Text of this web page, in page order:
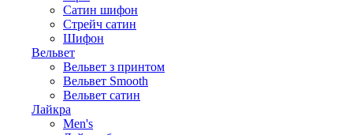
Сатин шифон
Стрейч сатин
Шифон
Вельвет
Вельвет з принтом
Вельвет Smooth
Вельвет сатин
Лайкра
Men's